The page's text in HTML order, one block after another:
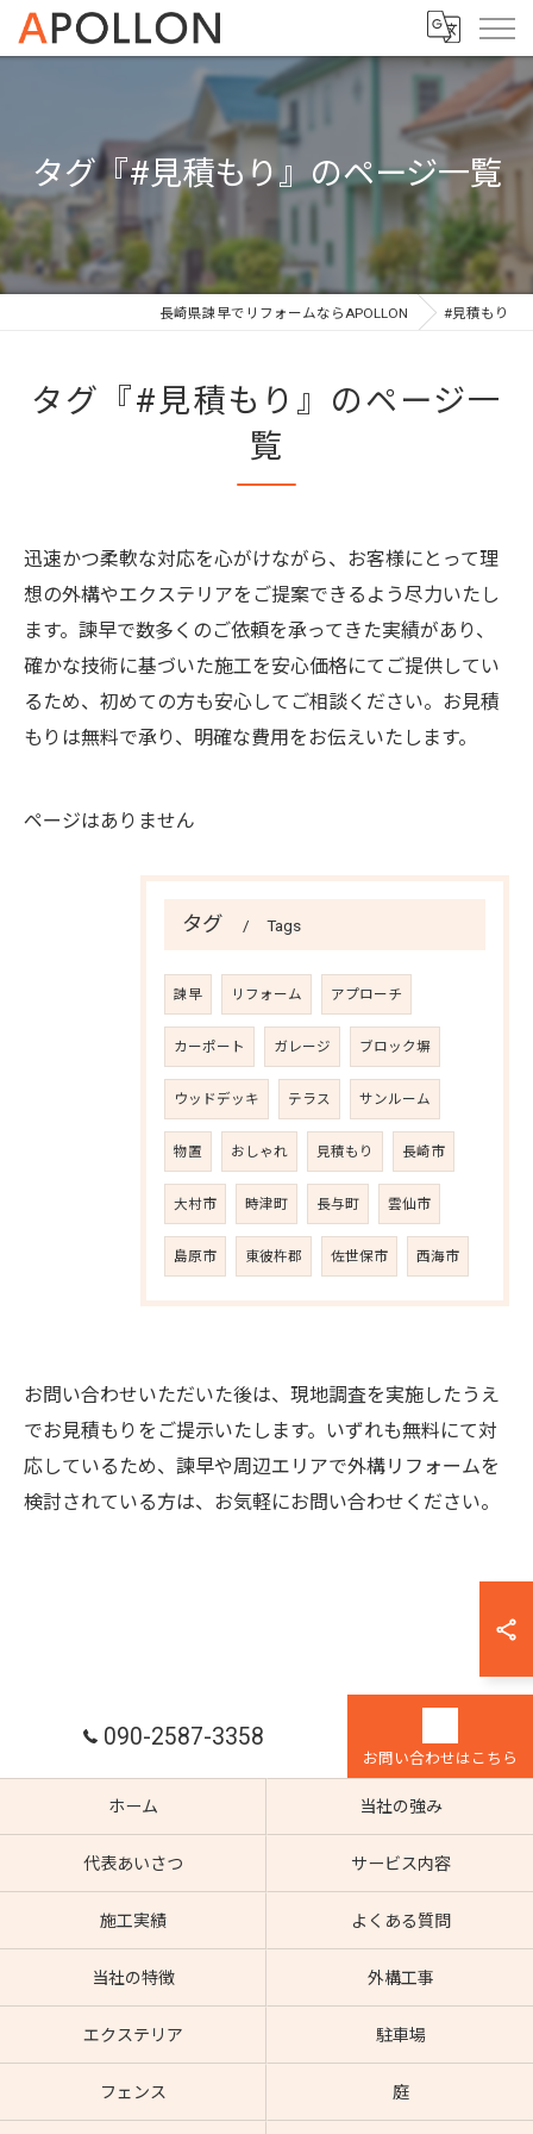
タグ『#見積もり』のページ一覧
長崎県諫早でリフォームならAPOLLON #見積もり
タグ『#見積もり』のページ一
覧
迅速かつ柔軟な対応を心がけながら、お客様にとって理
想の外構やエクステリアをご提案できるよう尽力いたし
ます。諫早で数多くのご依頼を承ってきた実績があり、
確かな技術に基づいた施工を安心価格にてご提供してい
るため、初めての方も安心してご相談ください。お見積
もりは無料で承り、明確な費用をお伝えいたします。
ページはありません
タグ Tags
諫早 リフォーム アプローチ
カーポート ガレージ ブロック塀
ウッドデッキ テラス サンルーム
物置 おしゃれ 見積もり 長崎市
大村市 時津町 長与町 雲仙市
島原市 東彼杵郡 佐世保市 西海市
お問い合わせいただいた後は、現地調査を実施したうえ
でお見積もりをご提示いたします。いずれも無料にて対
応しているため、諫早や周辺エリアで外構リフォームを
検討されている方は、お気軽にお問い合わせください。
090-2587-3358
お問い合わせはこちら
ホーム 当社の強み
代表あいさつ サービス内容
施工実績 よくある質問
当社の特徴 外構工事
エクステリア 駐車場
フェンス 庭
お問い合わせはこちら